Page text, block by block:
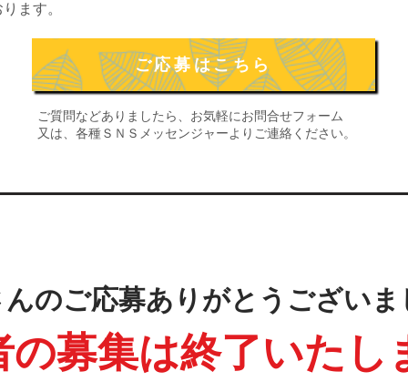
ます。
ご応募はこちら
ご質問などありましたら、お気軽にお問合せフォーム
​又は、各種ＳＮＳメッセンジャーよりご連絡ください。
のご応募ありがとうございま
の募集は終了いたし